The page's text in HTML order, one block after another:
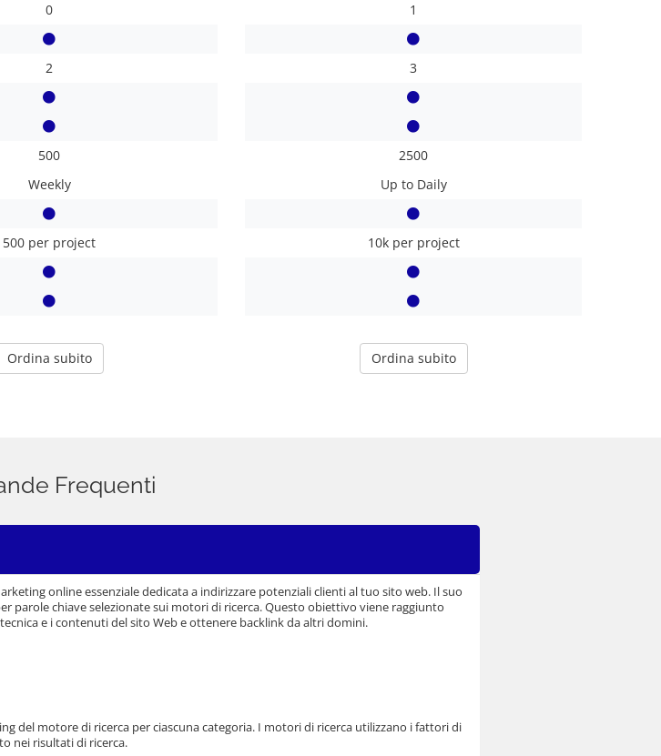
0
2
500
Weekly
500 per project
Ordina subito
1
3
2500
Up to Daily
10k per project
Ordina subito
Frequenti
online essenziale dedicata a indirizzare potenziali clienti al tuo sito web. Il suo
parole chiave selezionate sui motori di ricerca. Questo obiettivo viene raggiunto
e i contenuti del sito Web e ottenere backlink da altri domini.
del motore di ricerca per ciascuna categoria. I motori di ricerca utilizzano i fattori di
nei risultati di ricerca.